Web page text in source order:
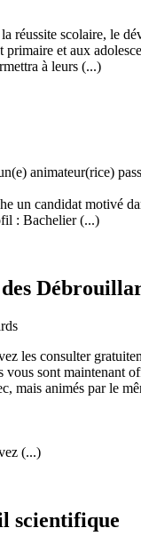
réussite scolaire, le
primaire et aux
à leurs (...)
animateur(rice)
un candidat motivé
: Bachelier (...)
les consulter
sont maintenant
mais animés par le
(...)
scientifique